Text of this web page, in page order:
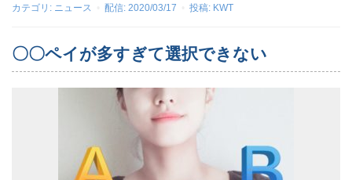
カテゴリ: ニュース 配信: 2020/03/17 投稿: KWT
〇〇ペイが多すぎて選択できない